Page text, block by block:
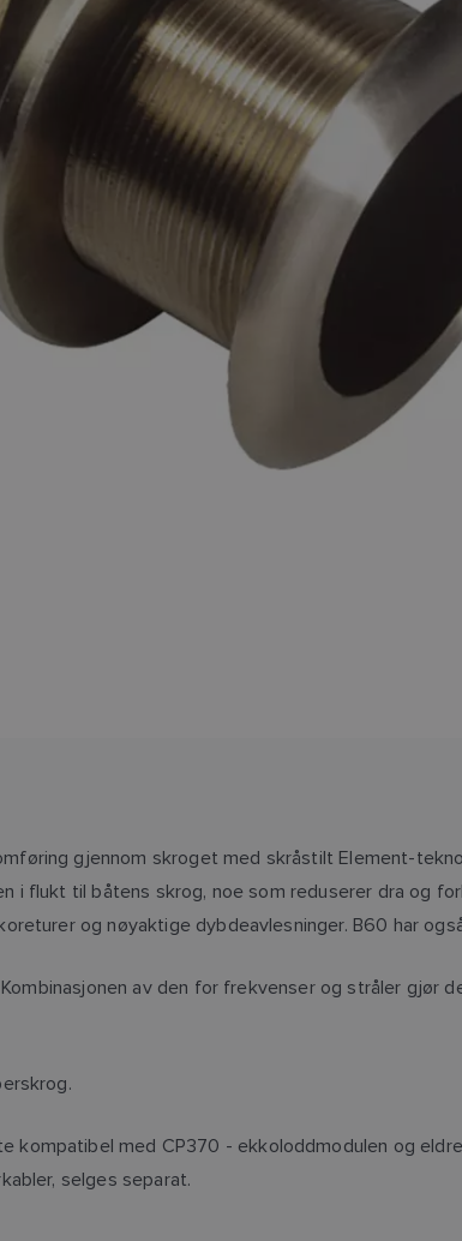
gjennom skroget med skråstilt Element-
i flukt til båtens skrog, noe som reduserer dra og
og nøyaktige dybdeavlesninger. B60 har
av den for frekvenser og stråler gjør
med CP370 - ekkoloddmodulen og
selges separat.